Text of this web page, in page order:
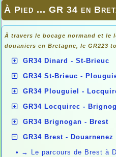
À Pied ... GR 34 en
À travers le bocage normand et le
douaniers en Bretagne, le GR223
GR34 Dinard - St-Brieuc
GR34 St-Brieuc -
GR34 Plouguiel -
GR34 Locquirec -
GR34 Brignogan - Brest
GR34 Brest - Douarnenez
• → Le parcours de Brest à